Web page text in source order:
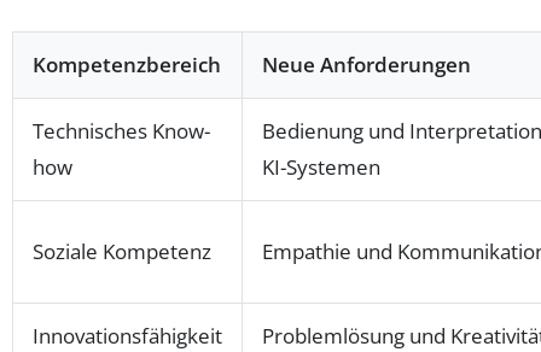
Kompetenzbereich Neue Anforderungen
Technisches Know-
how
Bedienung und
KI-Systemen
Soziale Kompetenz Empathie und
Innovationsfähigkeit Problemlösung und